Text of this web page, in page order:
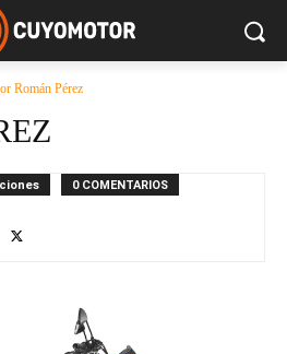
Román Pérez
0 COMENTARIOS